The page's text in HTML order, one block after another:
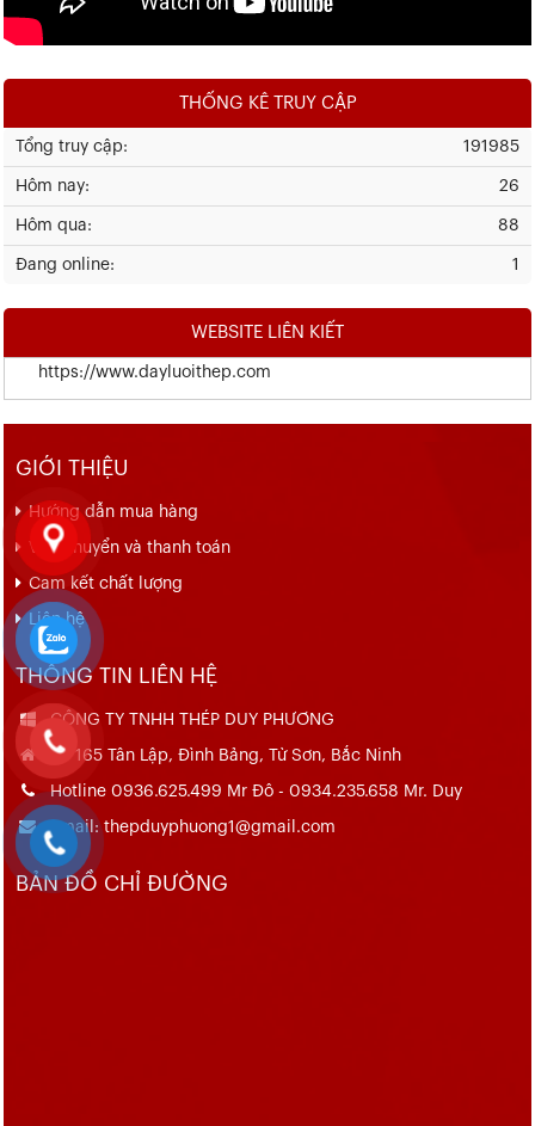
THỐNG KÊ TRUY CẬP
191985
Tổng truy cập:
26
Hôm nay:
88
Hôm qua:
1
Đang online:
WEBSITE LIÊN KIẾT
https://www.dayluoithep.com
GIỚI THIỆU
Hướng dẫn mua hàng
Vận chuyển và thanh toán
Cam kết chất lượng
Liên hệ
THÔNG TIN LIÊN HỆ
CÔNG TY TNHH THÉP DUY PHƯƠNG
Số 165 Tân Lập, Đình Bảng, Từ Sơn, Bắc Ninh
Hotline 0936.625.499 Mr Đô - 0934.235.658 Mr. Duy
Email: thepduyphuong1@gmail.com
BẢN ĐỒ CHỈ ĐƯỜNG